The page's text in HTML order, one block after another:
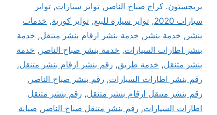
بريجستون. كراج صباح الناصر , تواير سيارات, تواير
سيارات 2020
, تواير سيارة للبيع, تواير كورية, خدمات
بنشر , خدمة بنشر , خدمة بنشر ارقام بنشر متنقل, خدمة
بنشر اطارات السيارات, خدمة بنشر صباح الناصر , خدمة
بنشر متنقل, خدمة طريق, رقم بنشر ارقام بنشر متنقل,
رقم بنشر اطارات السيارات, رقم بنشر صباح الناصر ,
رقم بنشر متنقل ارقام بنشر متنقل, رقم بنشر متنقل
اطارات السيارات, رقم بنشر متنقل صباح الناصر , صيانة